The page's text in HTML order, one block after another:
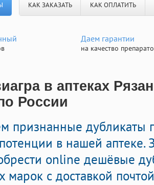
КАК ЗАКАЗАТЬ КАК ОПЛАТИТЬ
Даем гарантии
на качество
в аптеках
России
признанные дубликаты
в нашей аптеке.
online дешёвые
марок с доставкой